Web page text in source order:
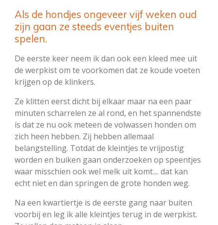
Als de hondjes ongeveer vijf weken oud
zijn gaan ze steeds eventjes buiten
spelen.
De eerste keer neem ik dan ook een kleed mee uit
de werpkist om te voorkomen dat ze koude voeten
krijgen op de klinkers.
Ze klitten eerst dicht bij elkaar maar na een paar
minuten scharrelen ze al rond, en het spannendste
is dat ze nu ook meteen de volwassen honden om
zich heen hebben. Zij hebben allemaal
belangstelling. Totdat de kleintjes te vrijpostig
worden en buiken gaan onderzoeken op speentjes
waar misschien ook wel melk uit komt.... dat kan
echt niet en dan springen de grote honden weg.
Na een kwartiertje is de eerste gang naar buiten
voorbij en leg ik alle kleintjes terug in de werpkist.